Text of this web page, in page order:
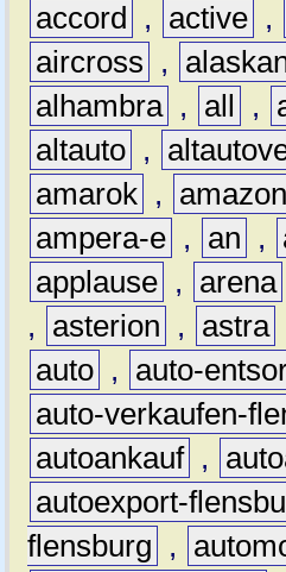
accord
, active ,
aircross
,
alhambra , all ,
altauto ,
amarok , amazon
ampera-e , an ,
applause , arena
,
asterion , astra
auto , auto-
auto-verkaufen-
autoankauf ,
autoexport-
flensburg
,